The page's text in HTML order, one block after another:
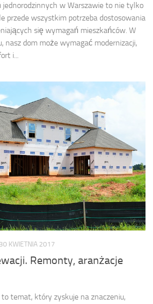
jednorodzinnych w Warszawie to nie tylko
przede wszystkim potrzeba dostosowania
się wymagań mieszkańców. W
nasz dom może wymagać modernizacji,
i...
30 KWIETNIA 2017
Remonty, aranżacje
temat, który zyskuje na znaczeniu,